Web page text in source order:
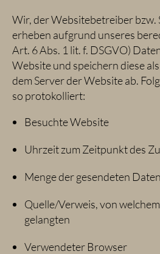
Wir, der Websitebetreiber bzw.
erheben aufgrund unseres
Art. 6 Abs. 1 lit. f. DSGVO)
Website und speichern diese
dem Server der Website ab.
so protokolliert:
Besuchte Website
Uhrzeit zum Zeitpunkt des
Menge der gesendeten
Quelle/Verweis, von
gelangten
Verwendeter Browser